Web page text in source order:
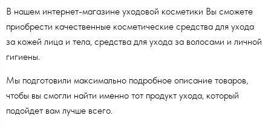
В нашем интернет-магазине уходовой косметики Вы сможете
приобрести качественные косметические средства для ухода
за кожей лица и тела, средства для ухода за волосами и личной
гигиены.
Мы подготовили максимально подробное описание товаров,
чтобы вы смогли найти именно тот продукт ухода, который
подойдет вам лучше всего.